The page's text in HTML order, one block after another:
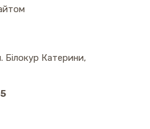
Білокур Катерини,